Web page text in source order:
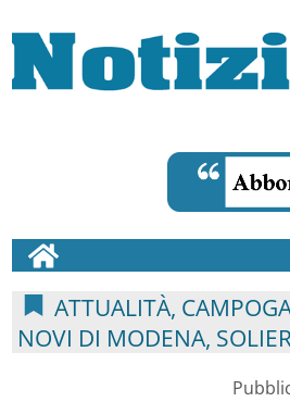
ATTUALITÀ,
NOVI DI MODENA,